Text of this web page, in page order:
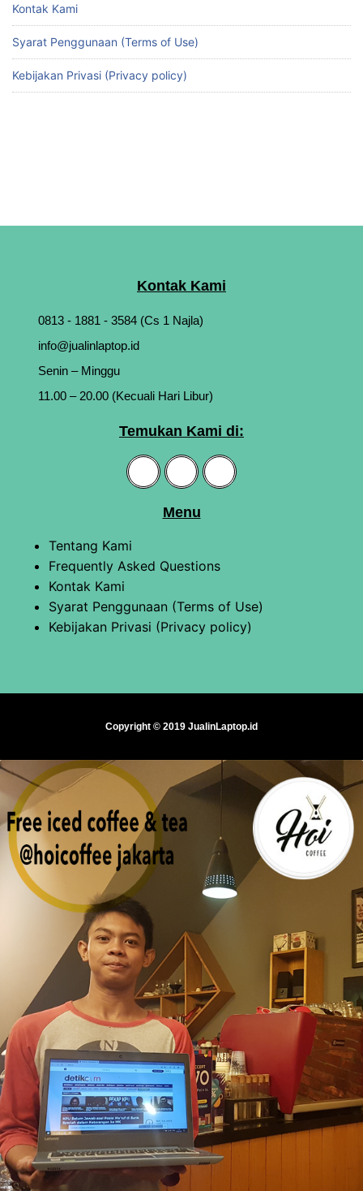
Kontak Kami
Syarat Penggunaan (Terms of Use)
Kebijakan Privasi (Privacy policy)
Kontak Kami
0813 - 1881 - 3584 (Cs 1 Najla)
info@jualinlaptop.id
Senin – Minggu
11.00 – 20.00 (Kecuali Hari Libur)
Temukan Kami di:
Menu
Tentang Kami
Frequently Asked Questions
Kontak Kami
Syarat Penggunaan (Terms of Use)
Kebijakan Privasi (Privacy policy)
Copyright © 2019 JualinLaptop.id